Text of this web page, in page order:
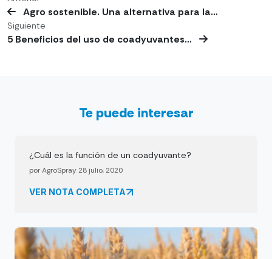
Agro sostenible. Una alternativa para la…
Siguiente
5 Beneficios del uso de coadyuvantes…
Te puede interesar
¿Cuál es la función de un coadyuvante?
por AgroSpray 28 julio, 2020
VER NOTA COMPLETA